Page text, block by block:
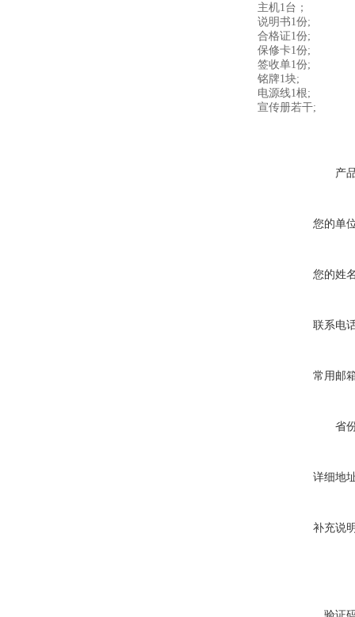
主机1台；
说明书1份;
合格证1份;
保修卡1份;
签收单1份;
铭牌1块;
电源线1根;
宣传册若干;
产
您的单
您的姓
联系电
常用邮
省
详细地
补充说